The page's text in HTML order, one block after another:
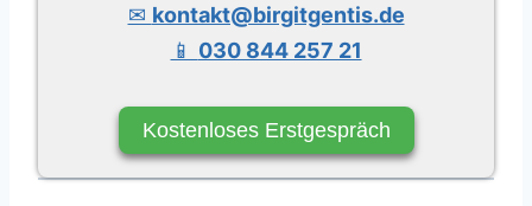
✉ kontakt@birgitgentis.de
📱 030 844 257 21
Kostenloses Erstgespräch